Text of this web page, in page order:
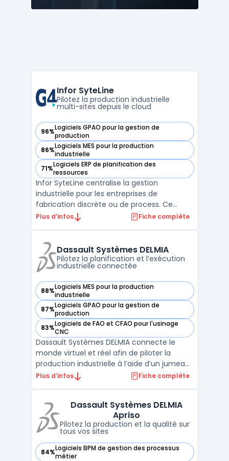
Infor SyteLine
Pilotez la production industrielle
multi-sites depuis le cloud
96%Logiciels GPAO pour la gestion de
production
— voir Infor SyteLine dans cette catégorie
86%Logiciels MES pour la production
industrielle
— voir Infor SyteLine dans cette catégorie
71%Logiciels ERP de planification des
ressources
— voir Infor SyteLine dans cette catégorie
Infor SyteLine centralise la gestion
industrielle pour les entreprises de
fabrication discrète ou de process. Ce
logiciel permet de planifier, suivre et piloter
divers qui exigent la prise en charge de l’ERP
industri ...
Plus d’infos Fiche complète
Dassault Systèmes DELMIA
Pilotez la planification et l’exécution
industrielle connectée
88%Logiciels MES pour la production
industrielle
— voir Dassault Systèmes DELMIA dans cette catégorie
87%Logiciels GPAO pour la gestion de
production
— voir Dassault Systèmes DELMIA dans cette catégorie
83%Logiciels de FAO et CFAO pour l'usinage
CNC
— voir Dassault Systèmes DELMIA dans cette catégorie
Dassault Systèmes DELMIA connecte le
monde virtuel et réel afin de piloter la
production industrielle à l’aide d’un jumeau
numérique. Le logiciel est conçu pour
simulation et l’exécution sont au cœur de
la gestion de ...
Plus d’infos Fiche complète
Dassault Systèmes DELMIA
Apriso
Pilotez la production et la qualité sur
tous vos sites
84%Logiciels BPM de gestion des processus
métier
— voir Dassault Systèmes DELMIA Apriso dans cette